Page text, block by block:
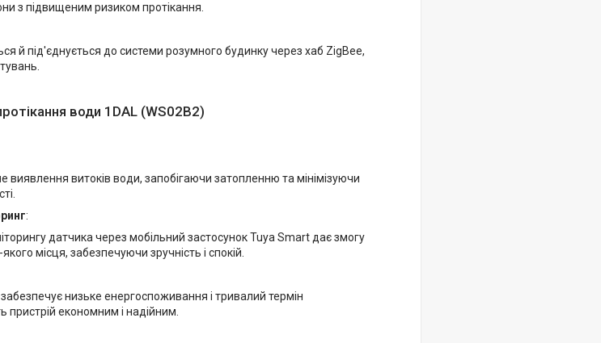
з підвищеним ризиком протікання.
й під'єднується до системи розумного будинку через хаб ZigBee,
води 1DAL (WS02B2)
виявлення витоків води, запобігаючи затопленню та мінімізуючи
:
датчика через мобільний застосунок Tuya Smart дає змогу
місця, забезпечуючи зручність і спокій.
низьке енергоспоживання і тривалий термін
пристрій економним і надійним.